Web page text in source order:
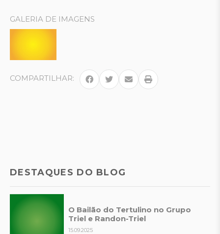
GALERIA DE IMAGENS
COMPARTILHAR:
DESTAQUES DO BLOG
O Bailão do Tertulino no Grupo
Triel e Randon-Triel
15.09.2025